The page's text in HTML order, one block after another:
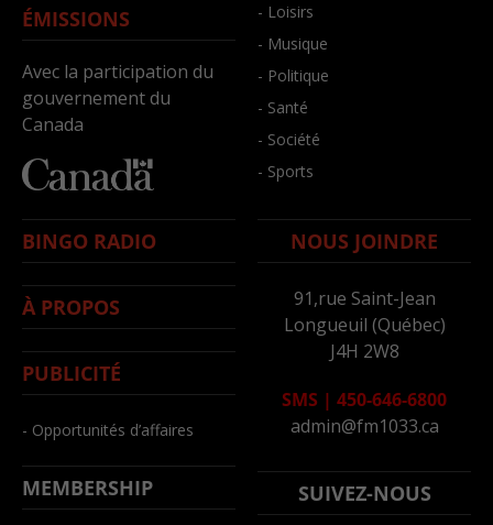
ÉMISSIONS
Avec la participation du
gouvernement du
Canada
- Loisirs
- Musique
- Politique
- Santé
- Société
- Sports
BINGO RADIO
À PROPOS
PUBLICITÉ
- Opportunités d’affaires
MEMBERSHIP
NOUS JOINDRE
91,rue Saint-Jean
Longueuil (Québec)
J4H 2W8
SMS | 450-646-6800
admin@fm1033.ca
SUIVEZ-NOUS